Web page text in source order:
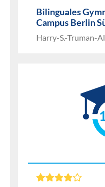
Bilinguales
Campus Berlin
Harry-S.-Truman-